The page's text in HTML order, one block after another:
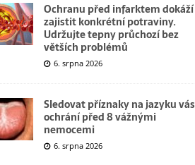
Ochranu před infarktem dokáží
zajistit konkrétní potraviny.
Udržujte tepny průchozí bez
větších problémů
6. srpna 2026
Sledovat příznaky na jazyku vás
ochrání před 8 vážnými
nemocemi
6. srpna 2026